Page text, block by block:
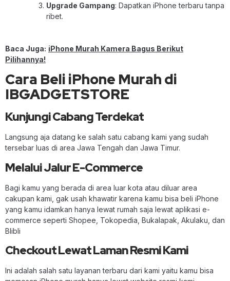
Upgrade Gampang: Dapatkan iPhone terbaru tanpa
ribet.
Baca Juga: iPhone Murah Kamera Bagus Berikut
Pilihannya!
Cara Beli iPhone Murah di
IBGADGETSTORE
Kunjungi Cabang Terdekat
Langsung aja datang ke salah satu cabang kami yang sudah
tersebar luas di area Jawa Tengah dan Jawa Timur.
Melalui Jalur E-Commerce
Bagi kamu yang berada di area luar kota atau diluar area
cakupan kami, gak usah khawatir karena kamu bisa beli iPhone
yang kamu idamkan hanya lewat rumah saja lewat aplikasi e-
commerce seperti Shopee, Tokopedia, Bukalapak, Akulaku, dan
Blibli
Checkout Lewat Laman Resmi Kami
Ini adalah salah satu layanan terbaru dari kami yaitu kamu bisa